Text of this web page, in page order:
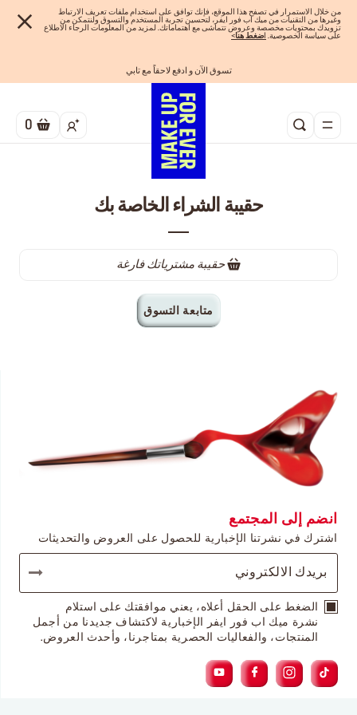
من خلال الاستمرار في تصفح هذا الموقع، فإنك توافق على استخدام ملفات تعريف الارتباط
وغيرها من التقنيات من ميك اب فور ايفر، لتحسين تجربة المستخدم والتسوق ولنتمكن من
تزويدك بمحتويات مخصصة وعروض تتماشى مع اهتماماتك. لمزيد من المعلومات الرجاء الاطلاع
على سياسة الخصوصية. ضغط هنا>
شحن مجاني لجميع الطلبات
تسوق الآن و ادفع لاحقاً مع تابي
اهدي مجموعاتك المفضلة! تسوق الآن
الفرصة الأخيرة: خصم 25% على خطوط مختارة
0
حقيبة الشراء الخاصة بك
حقيبة مشترياتك فارغة
متابعة التسوق
انضم إلى المجتمع
اشترك في نشرتنا الإخبارية للحصول على العروض والتحديثات
الضغط على الحقل أعلاه، يعني موافقتك على استلام
نشرة ميك اب فور ايفر الإخبارية لاكتشاف جديدنا من أجمل
المنتجات، والفعاليات الحصرية بمتاجرنا، وأحدث العروض.